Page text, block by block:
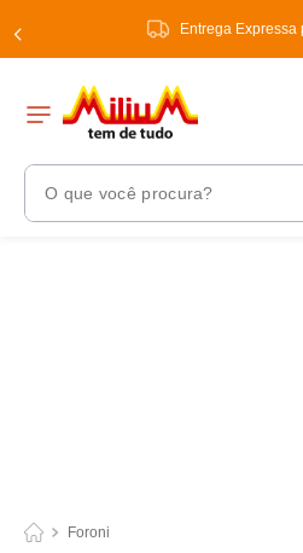
Entrega
O que você procura?
Foroni